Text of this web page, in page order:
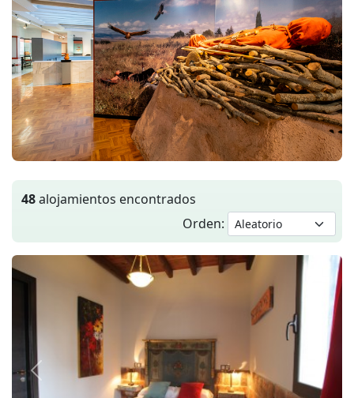
48alojamientos encontrados
Orden:
Anterior